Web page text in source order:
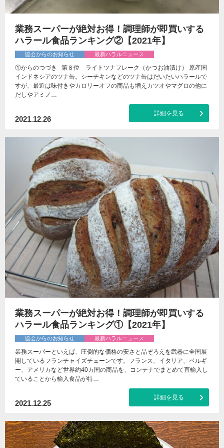
業務スーパーが絶対お得！調理師が即買いする
ハラール食品ランキング②【2021年】
協会からのお知らせ 最新ハラルニュース
①からのつづき 第８位 ライトツナフレーク（かつお油漬け） 原産国
インドネシアのツナ缶。シーチキンなどのツナ缶はだいたいハラールで
すが、最近は味付きやカロリーオフの商品も増えカツオやマグロの他に
だしやアミノ…
2021.12.26
詳細を見る
業務スーパーが絶対お得！調理師が即買いする
ハラール食品ランキング①【2021年】
協会からのお知らせ 最新ハラルニュース
業務スーパーといえば、圧倒的な価格の安さと品ぞろえを武器に全国展
開しているフランチャイズチェーンです。フランス、イタリア、ベルギ
ー、アメリカなど世界約40カ国の商品を、コンテナでまとめて直輸入し
ていることから輸入食品が特…
2021.12.25
詳細を見る